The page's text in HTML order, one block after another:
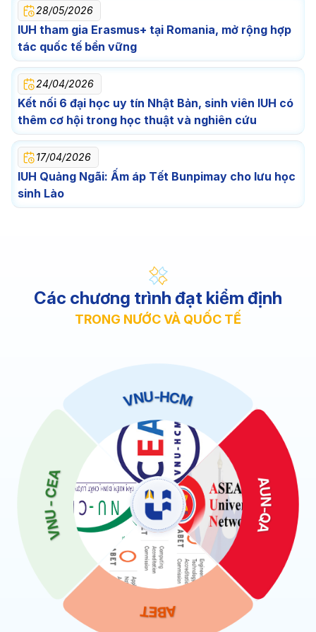
28/05/2026
IUH tham gia Erasmus+ tại Romania, mở rộng hợp
tác quốc tế bền vững
24/04/2026
Kết nối 6 đại học uy tín Nhật Bản, sinh viên IUH có
thêm cơ hội trong học thuật và nghiên cứu
17/04/2026
IUH Quảng Ngãi: Ấm áp Tết Bunpimay cho lưu học
sinh Lào
Các chương trình đạt kiểm định
TRONG NƯỚC VÀ QUỐC TẾ